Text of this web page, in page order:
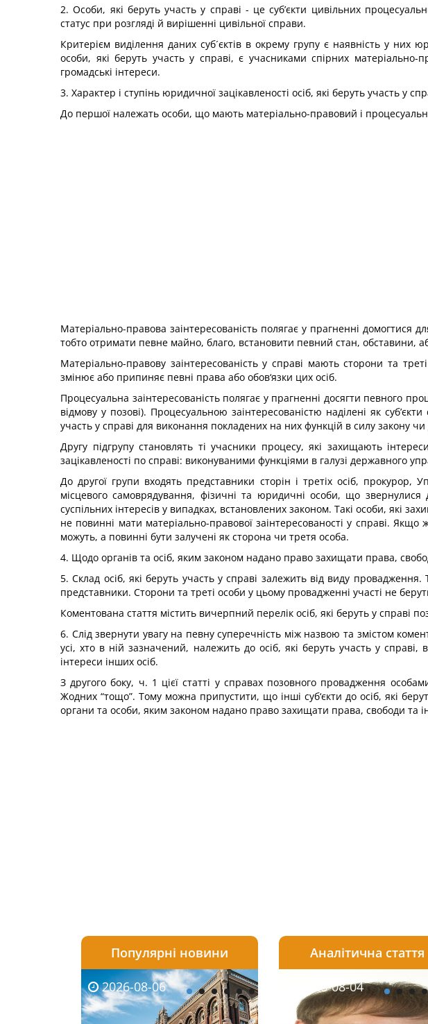
2. Особи, які беруть участь у справі - це суб’єкти цивільних
статус при розгляді й вирішенні цивільної справи.
Критерієм виділення даних суб´єктів в окрему групу є наявність у них
особи, які беруть участь у справі, є учасниками спірних
громадські інтереси.
3. Характер і ступінь юридичної зацікавленості осіб, які беруть участь у
До першої належать особи, що мають матеріально-правовий і
Матеріально-правова заінтересованість полягає у прагненні
тобто отримати певне майно, благо, встановити певний стан, обставини,
Матеріально-правову заінтересованість у справі мають сторони та
змінює або припиняє певні права або обов‘язки цих осіб.
Процесуальна заінтересованість полягає у прагненні досягти певного
відмову у позові). Процесуальною заінтересованістю наділені як
участь у справі для виконання покладених на них функцій в силу закону чи
Другу підгрупу становлять ті учасники процесу, які захищають
зацікавленості по справі: виконуваними функціями в галузі державного
До другої групи входять представники сторін і третіх осіб,
місцевого самоврядування, фізичні та юридичні особи, що
суспільних інтересів у випадках, встановлених законом. Такі особи, які
не повинні мати матеріально-правової заінтересованості у справі.
можуть, а повинні бути залучені як сторона чи третя особа.
4. Щодо органів та осіб, яким законом надано право захищати права,
5. Склад осіб, які беруть участь у справі залежить від виду
представники. Сторони та треті особи у цьому провадженні участі не
Коментована стаття містить вичерпний перелік осіб, які беруть у справі
6. Слід звернути увагу на певну суперечність між назвою та змістом
усі, хто в ній зазначений, належить до осіб, які беруть участь у
інтереси інших осіб.
З другого боку, ч. 1 цієї статті у справах позовного провадження
Жодних “тощо”. Тому можна припустити, що інші суб‘єкти до осіб, які
органи та особи, яким законом надано право захищати права, свободи та
Популярні новини
2026-08-06 2026-08-06
Аналітична стаття
2026-08-03 2026-08-04
2026-08-05